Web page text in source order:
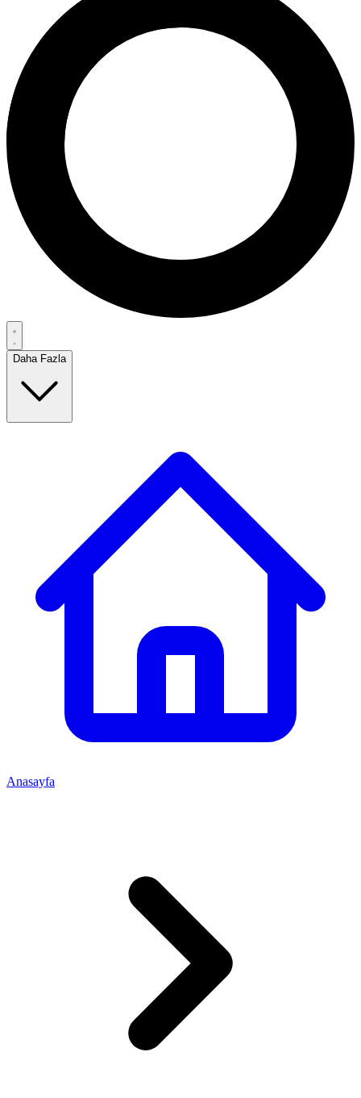
Daha Fazla
Anasayfa